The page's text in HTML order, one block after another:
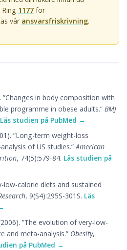
1177 för
vår ansvarsfriskrivning.
”Changes in body composition with
programme in obese adults.” BMJ
Läs studien på PubMed →
”Long-term weight-loss
of US studies.”American
, 74(5):579-84. Läs studien på
low-calorie diets and sustained
, 9(S4):295S-301S. Läs
”The evolution of very-low-
and meta-analysis.” Obesity,
på PubMed →